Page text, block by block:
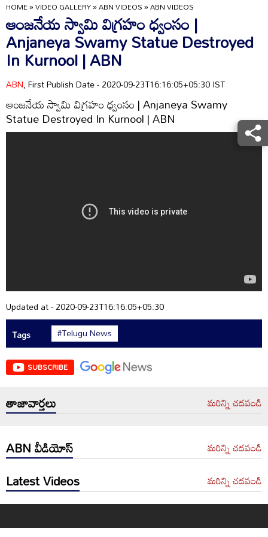
HOME»VIDEO GALLERY»ABN VIDEOS»ABN VIDEOS
ఆంజనేయ స్వామి విగ్రహం ధ్వంసం |
Anjaneya Swamy Statue Destroyed
In Kurnool | ABN
ABN, First Publish Date - 2020-09-23T16:16:05+05:30 IST
ఆంజనేయ స్వామి విగ్రహం ధ్వంసం | Anjaneya Swamy
Statue Destroyed In Kurnool | ABN
Updated at - 2020-09-23T16:16:05+05:30
Tags
#Telugu News
SUBSCRIBE
తాజావార్తలు మరిన్ని చదవండి
ABN వీడియోస్ మరిన్ని చదవండి
Latest Videos మరిన్ని చదవండి